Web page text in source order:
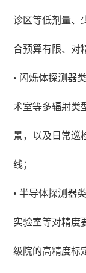
诊区等低剂量、
合预算有限、对
• 闪烁体探测器
术室等多辐射类
景，以及日常巡
线；
• 半导体探测器
实验室等对精度
级院的高精度标